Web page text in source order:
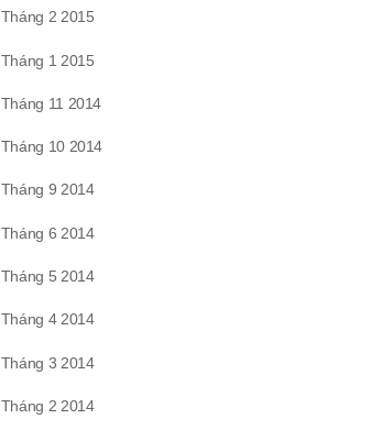
Tháng 2 2015
Tháng 1 2015
Tháng 11 2014
Tháng 10 2014
Tháng 9 2014
Tháng 6 2014
Tháng 5 2014
Tháng 4 2014
Tháng 3 2014
Tháng 2 2014